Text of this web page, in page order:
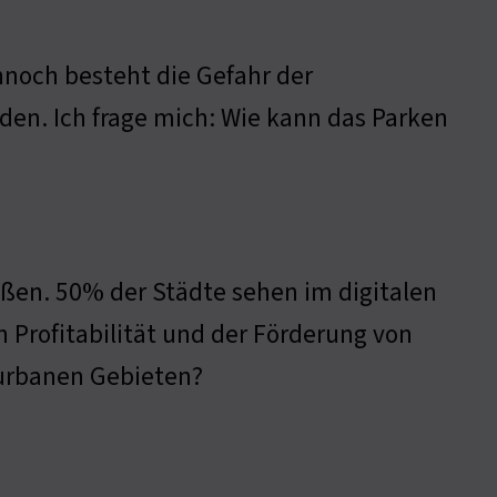
besteht die Gefahr der
Ich frage mich: Wie kann das Parken
50% der Städte sehen im digitalen
Profitabilität und der Förderung von
Gebieten?